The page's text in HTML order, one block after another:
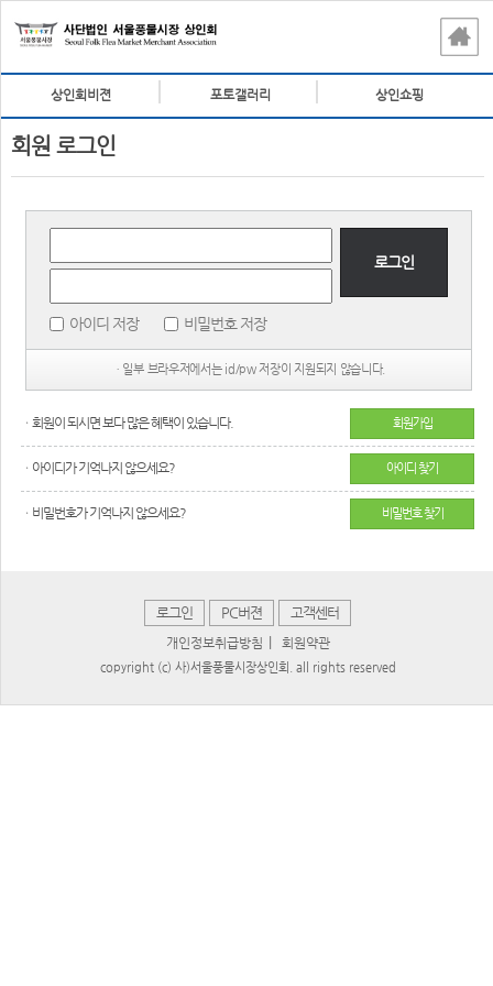
상인회비젼 포토갤러리 상인쇼핑
회원 로그인
로그인
아이디 저장 비밀번호 저장
ㆍ일부 브라우저에서는 id/pw 저장이 지원되지 않습니다.
ㆍ회원이 되시면 보다 많은 혜택이 있습니다. 회원가입
ㆍ아이디가 기억나지 않으세요? 아이디 찾기
ㆍ비밀번호가 기억나지 않으세요? 비밀번호 찾기
로그인 PC버젼 고객센터
개인정보취급방침 회원약관
copyright (c) 사)서울풍물시장상인회. all rights reserved